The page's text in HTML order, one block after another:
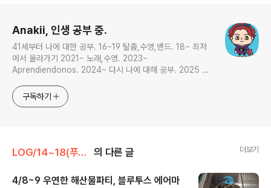
Anakii, 인생 공부 중.
41세부터 나에 대한 공부. 16~19 탈춤,수영,밴드. 18~ 최저
에서 올라가기 2021~ 노래,수영. 2023~
Aprendiendonos. 2024~ 다시 나에 대해 공부. 2025 지
구독하기
LOG/14~18(푸른솔) 의 다른 글 더보기
4/8~9 우연한 해산물파티, 블루투스 에어마